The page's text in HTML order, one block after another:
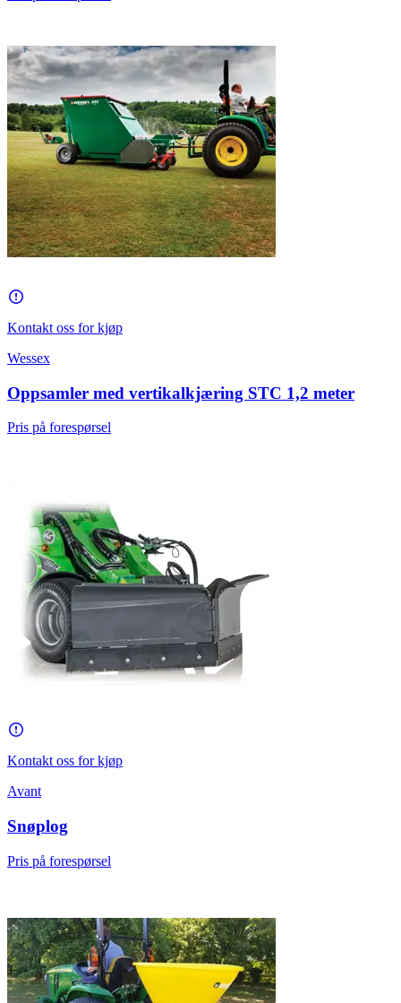
Kontakt oss for kjøp
Wessex
Oppsamler med vertikalkjæring STC 1,2 meter
Pris på forespørsel
Kontakt oss for kjøp
Avant
Snøplog
Pris på forespørsel